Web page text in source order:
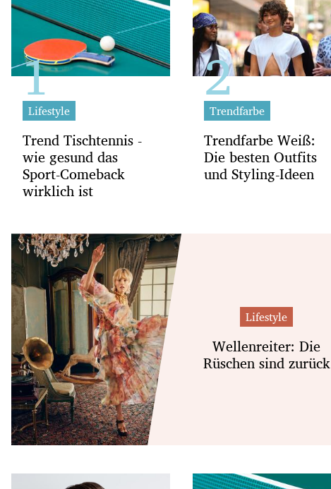
Lifestyle
Trend Tischtennis -
wie gesund das
Sport-Comeback
wirklich ist
Trendfarbe
Trendfarbe Weiß:
Die besten Outfits
und Styling-Ideen
Lifestyle
Wellenreiter: Die
Rüschen sind zurück